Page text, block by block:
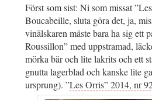
Först som sist: Ni som missat
Boucabeille, sluta göra det, ja,
vinälskaren måste bara ha sig ett
Roussillon” med uppstramad,
mörka bär och lite lakrits och ett
gnutta lagerblad och kanske lite
ursprung). ”Les Orris” 2014, nr